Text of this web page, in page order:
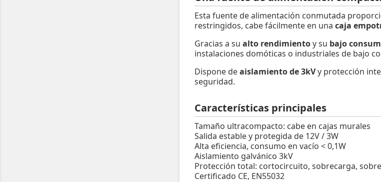
Esta fuente de alimentación conmutada
restringidos, cabe fácilmente en una caja
Gracias a su alto rendimientoy su bajo
instalaciones domóticas o industriales de bajo
Dispone deaislamiento de 3kVy protección
seguridad.
Características principales
Tamaño ultracompacto: cabe en cajas murales
Salida estable y protegida de 12V / 3W
Alta eficiencia, consumo en vacío < 0,1W
Aislamiento galvánico 3kV
Protección total: cortocircuito, sobrecarga,
Certificado CE, EN55032